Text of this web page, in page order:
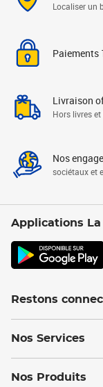
Localiser un
Paiements
Livraison
Hors livres
Nos
sociétaux et
Applications La
Restons
Nos Services
Nos Produits